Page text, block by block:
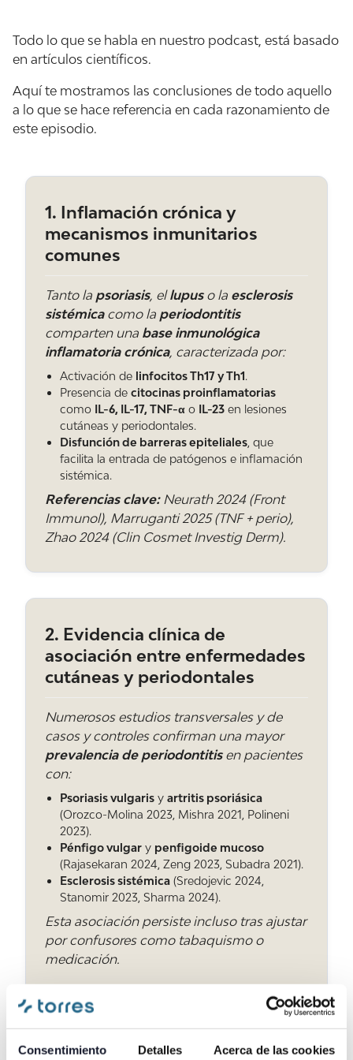
Consentimiento Detalles Acerca de las cookies
aviso de algo grave de la piel?
Sí. En el pénfigo vulgar o en algunos lupus, las
boca, a veces meses antes que en la piel. Una
úlcera que no se cura en dos semanas no debe
ignorarse.
enfermedades de la piel?
Lo están demostrando varios estudios. En
personas con psoriasis grave se ha visto una
proinflamatorias. Esas bacterias activan
defensas que viajan por la sangre y alimentan el
“fuego” cutáneo.
¿Si me trato las encías, mejora mi psoriasis?
Es una hipótesis con buena base biológica y
con resultados preliminares prometedores.
Algunos ensayos clínicos han mostrado
descensos en marcadores inflamatorios como
tratamiento periodontal, pero el número de
estudios es todavía pequeño y la evidencia no
está consolidada. Mientras se confirma, lo
sumar al control general de la enfermedad.
¿Y los tratamientos biológicos de la piel
ayudan a las encías?
práctica clínica: al bajar la inflamación general
con anti-TNF, anti-IL-17 o anti-IL-23, muchos
pacientes notan también mejoría en las encías.
La evidencia formal es todavía limitada, pero la
coordinación entre dermatólogo y dentista
sigue siendo aconsejable, vaya en una
dirección o en otra.
¿Puedo ponerme implantes si tengo una
enfermedad autoinmune?
En la mayoría de los casos sí, pero hay que
planificarlo bien. En esclerosis sistémica, lupus
enfermedad, valorar la apertura bucal y el
estado de la mucosa, y trabajar a cuatro manos
con el dermatólogo.
Todo lo que se habla en nuestro podcast, está basado
en artículos científicos.
Aquí te mostramos las conclusiones de todo aquello
a lo que se hace referencia en cada razonamiento de
este episodio.
1. Inflamación crónica y
mecanismos inmunitarios
comunes
Tanto la psoriasis, ellupuso la esclerosis
sistémicacomo la periodontitis
comparten una base inmunológica
inflamatoria crónica, caracterizada por:
Activación de linfocitos Th17 y Th1.
Presencia decitocinas proinflamatorias
como IL-6, IL-17, TNF-α o IL-23 en lesiones
cutáneas y periodontales.
Disfunción de barreras epiteliales, que
facilita la entrada de patógenos e inflamación
sistémica.
Referencias clave:Neurath 2024 (Front
Immunol), Marruganti 2025 (TNF + perio),
Zhao 2024 (Clin Cosmet Investig Derm).
2. Evidencia clínica de
asociación entre enfermedades
cutáneas y periodontales
Numerosos estudios transversales y de
casos y controles confirman una mayor
prevalencia de periodontitisen pacientes
con:
Psoriasis vulgaris yartritis psoriásica
(Orozco-Molina 2023, Mishra 2021, Polineni
2023).
Pénfigo vulgar y penfigoide mucoso
(Rajasekaran 2024, Zeng 2023, Subadra 2021).
Esclerosis sistémica (Sredojevic 2024,
Stanomir 2023, Sharma 2024).
Esta asociación persiste incluso tras ajustar
por confusores como tabaquismo o
medicación.